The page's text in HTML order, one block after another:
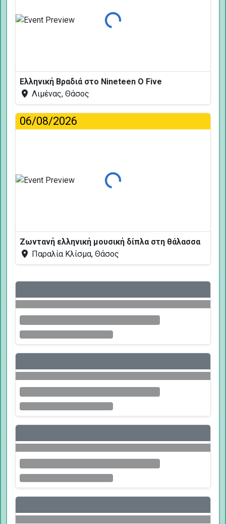
Φόρτωση...
Ελληνική Βραδιά στο Nineteen O Five
Λιμένας, Θάσος
06/08/2026
Φόρτωση...
Ζωντανή ελληνική μουσική δίπλα στη θάλασσα
Παραλία Κλίσμα, Θάσος